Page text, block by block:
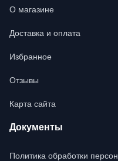
О магазине
Доставка и оплата
Избранное
Отзывы
Карта сайта
Документы
Политика обработки